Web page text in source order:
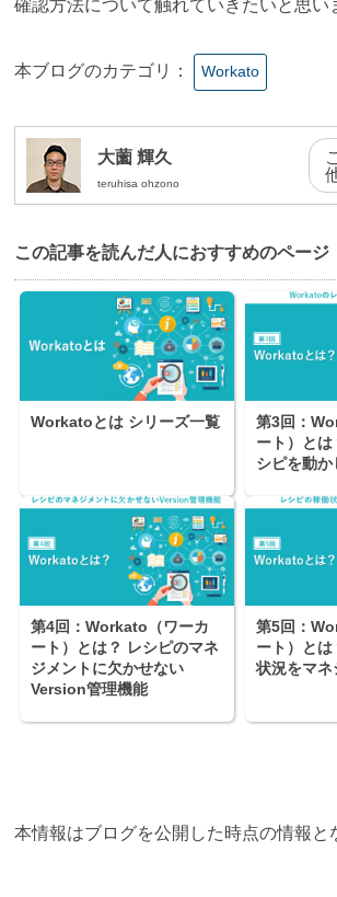
確認方法について触れていきたいと思い
本ブログのカテゴリ： Workato
大薗 輝久
teruhisa ohzono
この記事を読んだ⼈におすすめのページ
Workatoとは シリーズ一覧
第3回：
ート）と
シピを動か
第4回：Workato（ワーカ
ート）とは？ レシピのマネ
ジメントに欠かせない
Version管理機能
第5回：
ート）と
状況をマネ
本情報はブログを公開した時点の情報と